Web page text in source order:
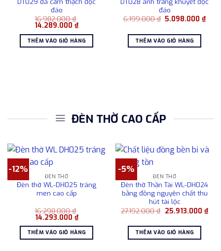
đáo
16.982.000₫
Giá
là:
16.982.000 ₫.
14.289.000 ₫Giá
hiện
tại
là:
14.289.000 ₫.
THÊM VÀO GIỎ HÀNG
đáo
6.199.000₫ Giá
6.199.000 ₫.
5.098.000₫Giá
hiện
THÊM VÀO GIỎ HÀNG
ĐÈN THỜ CAO CẤP
-12%
ĐÈN THỜ
Đèn thờ WL-DH025 tráng
men cao cấp
16.298.000₫
Giá
là:
16.298.000 ₫.
14.293.000 ₫Giá
hiện
tại
là:
14.293.000 ₫.
THÊM VÀO GIỎ HÀNG
-5%
ĐÈN THỜ
Đèn thờ Thần Tài WL-DH024
bằng đồng nguyên chất thu
hút tài lộc
27.192.000₫ Giá
27.192.000 ₫.
25.913.000 ₫Giá
hiện
THÊM VÀO GIỎ HÀNG